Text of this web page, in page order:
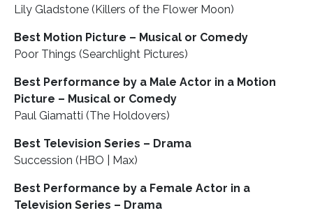
Lily Gladstone (Killers of the Flower Moon)
Best Motion Picture – Musical or Comedy
Poor Things (Searchlight Pictures)
Best Performance by a Male Actor in a Motion
Picture – Musical or Comedy
Paul Giamatti (The Holdovers)
Best Television Series – Drama
Succession (HBO | Max)
Best Performance by a Female Actor in a
Television Series – Drama